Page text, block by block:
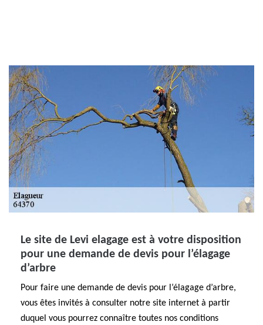
Le site de Levi elagage est à votre disposition
pour une demande de devis pour l’élagage
d’arbre
Pour faire une demande de devis pour l’élagage d’arbre,
vous êtes invités à consulter notre site internet à partir
duquel vous pourrez connaître toutes nos conditions